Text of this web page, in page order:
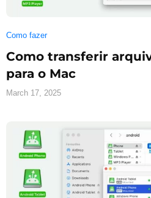
Como fazer
Como transferir
para o Mac
March 17, 2025